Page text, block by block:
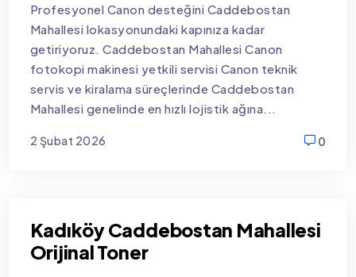
Profesyonel Canon desteğini Caddebostan
Mahallesi lokasyonundaki kapınıza kadar
getiriyoruz. Caddebostan Mahallesi Canon
fotokopi makinesi yetkili servisi Canon teknik
servis ve kiralama süreçlerinde Caddebostan
Mahallesi genelinde en hızlı lojistik ağına...
2 Şubat 2026
0
Kadıköy Caddebostan Mahallesi
Orijinal Toner